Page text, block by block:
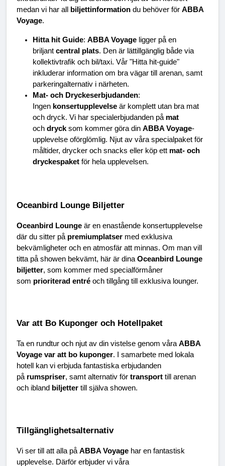
medan vi har all
biljettinformation du behöver för ABBA
Voyage.
Hitta hit Guide: ABBA Voyage ligger på en
briljant central plats. Den är lättillgänglig både via
kollektivtrafik och bil/taxi. Vår "Hitta hit-guide"
inkluderar information om bra vägar till arenan, samt
parkeringalternativ i närheten.
Mat- och Dryckeserbjudanden:
Ingen konsertupplevelse är komplett utan bra mat
och dryck. Vi har specialerbjudanden på mat
och dryck som kommer göra din ABBA Voyage-
upplevelse oförglömlig. Njut av våra specialpaket för
måltider, drycker och snacks eller köp ett mat- och
dryckespaket för hela upplevelsen.
Oceanbird Lounge Biljetter
Oceanbird Lounge är en enastående konsertupplevelse
där du sitter på premiumplatser med exklusiva
bekvämligheter och en atmosfär att minnas. Om man vill
titta på showen bekvämt, här är dina Oceanbird Lounge
biljetter, som kommer med specialförmåner
som prioriterad entré och tillgång till exklusiva lounger.
Var att Bo Kuponger och Hotellpaket
Ta en rundtur och njut av din vistelse genom våra ABBA
Voyage var att bo kuponger. I samarbete med lokala
hotell kan vi erbjuda fantastiska erbjudanden
på rumspriser, samt alternativ för transport till arenan
och ibland biljetter till själva showen.
Tillgänglighetsalternativ
Vi ser till att alla på ABBA Voyage har en fantastisk
upplevelse. Därför erbjuder vi våra